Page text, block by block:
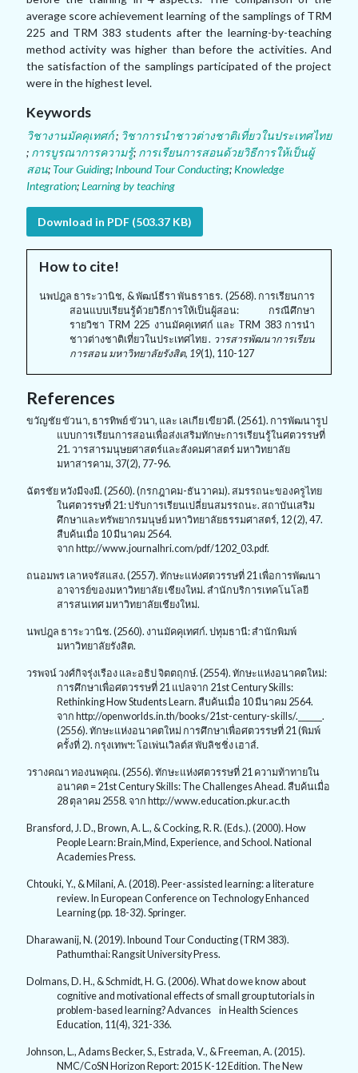
average score achievement learning of the samplings of TRM
225 and TRM 383 students after the learning-by-teaching
method activity was higher than before the activities. And
the satisfaction of the samplings participated of the project
were in the highest level.
Keywords
วิชางานมัคคุเทศก์; วิชาการนำชาวต่างชาติเที่ยวในประเทศไทย
; การบูรณาการความรู้; การเรียนการสอนด้วยวิธีการให้เป็นผู้
สอน; Tour Guiding; Inbound Tour Conducting; Knowledge
Integration;Learning by teaching
Download in PDF (503.37 KB)
How to cite!
นพปฎล ธาระวานิช, & พัฒน์ธีรา พันธราธร. (2568). การเรียนการ
สอนแบบเรียนรู้ด้วยวิธีการให้เป็นผู้สอน: กรณีศึกษา
รายวิชา TRM 225 งานมัคคุเทศก์ และ TRM 383 การนำ
ชาวต่างชาติเที่ยวในประเทศไทย . วารสารพัฒนาการเรียน
การสอน มหาวิทยาลัยรังสิต, 19(1), 110-127
References
ขวัญชัย ขัวนา, ธารทิพย์ ขัวนา, และ เลเกีย เขียวดี. (2561). การพัฒนารูป
แบบการเรียนการสอนเพื่อส่งเสริมทักษะการเรียนรู้ในศตวรรษที่
21. วารสารมนุษยศาสตร์และสังคมศาสตร์ มหาวิทยาลัย
มหาสารคาม, 37(2), 77-96.
ฉัตรชัย หวังมีจงมี. (2560). (กรกฎาคม-ธันวาคม). สมรรถนะของครูไทย
ในศตวรรษที่ 21: ปรับการเรียนเปลี่ยนสมรรถนะ. สถาบันเสริม
ศึกษาและทรัพยากรมนุษย์ มหาวิทยาลัยธรรมศาสตร์, 12 (2), 47.
สืบค้นเมื่อ 10 มีนาคม 2564.
จาก http://www.journalhri.com/pdf/1202_03.pdf.
ถนอมพร เลาหจรัสแสง. (2557). ทักษะแห่งศตวรรษที่ 21 เพื่อการพัฒนา
อาจารย์ของมหาวิทยาลัย เชียงใหม่. สำนักบริการเทคโนโลยี
สารสนเทศ มหาวิทยาลัยเชียงใหม่.
นพปฎล ธาระวานิช. (2560). งานมัคคุเทศก์. ปทุมธานี: สำนักพิมพ์
มหาวิทยาลัยรังสิต.
วรพจน์ วงศ์กิจรุ่งเรือง และอธิป จิตตฤกษ์. (2554). ทักษะแห่งอนาคตใหม่:
การศึกษาเพื่อศตวรรษที่ 21 แปลจาก 21st Century Skills:
Rethinking How Students Learn. สืบค้นเมื่อ 10 มีนาคม 2564.
จาก http://openworlds.in.th/books/21st-century-skills/.______.
(2556). ทักษะแห่งอนาคตใหม่ การศึกษาเพื่อศตวรรษที่ 21 (พิมพ์
ครั้งที่ 2). กรุงเทพฯ: โอเพ่นเวิลต์ส พับลิชชิ่ง เฮาส์.
วรางคณา ทองนพคุณ. (2556). ทักษะแห่งศตวรรษที่ 21 ความท้าทายใน
อนาคต = 21st Century Skills: The Challenges Ahead. สืบค้นเมื่อ
28 ตุลาคม 2558. จาก http://www.education.pkur.ac.th
Bransford, J. D., Brown, A. L., & Cocking, R. R. (Eds.). (2000). How
People Learn: Brain,Mind, Experience, and School. National
Academies Press.
Chtouki, Y., & Milani, A. (2018). Peer-assisted learning: a literature
review. In European Conference on Technology Enhanced
Learning (pp. 18-32). Springer.
Dharawanij, N. (2019). Inbound Tour Conducting (TRM 383).
Pathumthai: Rangsit University Press.
Dolmans, D. H., & Schmidt, H. G. (2006). What do we know about
cognitive and motivational effects of small group tutorials in
problem-based learning? Advances in Health Sciences
Education, 11(4), 321-336.
Johnson, L., Adams Becker, S., Estrada, V., & Freeman, A. (2015).
NMC/CoSN Horizon Report: 2015 K-12 Edition. The New